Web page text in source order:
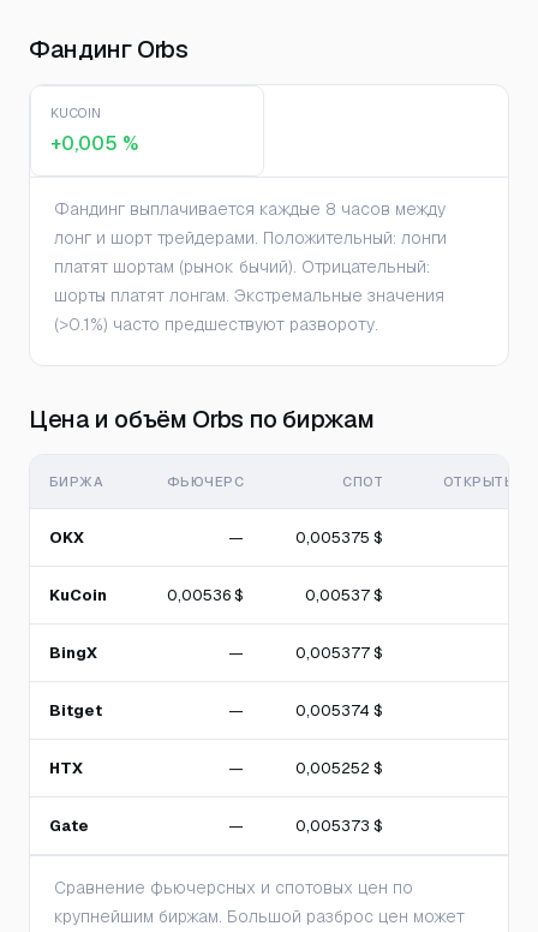
Фандинг Orbs
KUCOIN
+0,005 %
Фандинг выплачивается каждые 8 часов между
лонг и шорт трейдерами. Положительный: лонги
платят шортам (рынок бычий). Отрицательный:
шорты платят лонгам. Экстремальные значения
(>0.1%) часто предшествуют развороту.
Цена и объём Orbs по биржам
БИРЖА ФЬЮЧЕРС СПОТ ОТКРЫТЫЙ
OKX — 0,005375 $
KuCoin 0,00536 $ 0,00537 $
BingX — 0,005377 $
Bitget — 0,005374 $
HTX — 0,005252 $
Gate — 0,005373 $
Сравнение фьючерсных и спотовых цен по
крупнейшим биржам. Большой разброс цен может